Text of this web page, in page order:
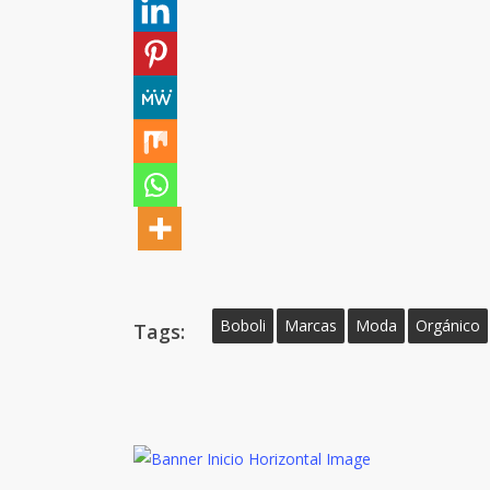
Tags: Boboli Marcas Moda Orgánico